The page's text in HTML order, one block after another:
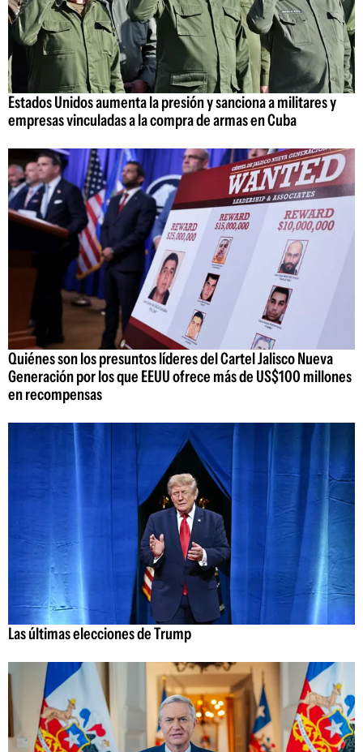
Estados Unidos aumenta la presión y sanciona a militares y
empresas vinculadas a la compra de armas en Cuba
Quiénes son los presuntos líderes del Cartel Jalisco Nueva
Generación por los que EEUU ofrece más de US$100 millones
en recompensas
Las últimas elecciones de Trump